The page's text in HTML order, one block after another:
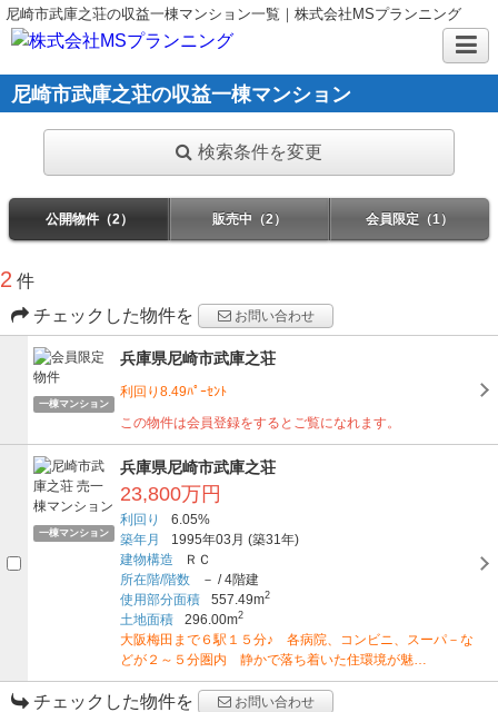
尼崎市武庫之荘の収益一棟マンション一覧｜株式会社MSプランニング
尼崎市武庫之荘の収益一棟マンション
検索条件を変更
公開物件（2） 販売中（2） 会員限定（1）
2 件
チェックした物件を
お問い合わせ
一棟マンション
兵庫県尼崎市武庫之荘
利回り8.49ﾊﾟｰｾﾝﾄ
この物件は会員登録をするとご覧になれます。
一棟マンション
兵庫県尼崎市武庫之荘
23,800万円
利回り
6.05%
築年月
1995年03月 (築31年)
建物構造
ＲＣ
所在階/階数
－ /4階建
使用部分面積
557.49m2
土地面積 296.00m2
大阪梅田まで６駅１５分♪ 各病院、コンビニ、スーパ－な
どが２～５分圏内 静かで落ち着いた住環境が魅…
チェックした物件を お問い合わせ